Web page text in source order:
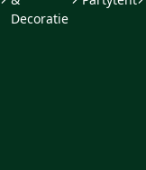
Decoratie